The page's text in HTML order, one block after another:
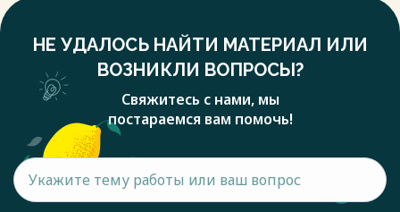
НЕ УДАЛОСЬ НАЙТИ МАТЕРИАЛ ИЛИ
ВОЗНИКЛИ ВОПРОСЫ?
Свяжитесь с нами, мы
постараемся вам помочь!